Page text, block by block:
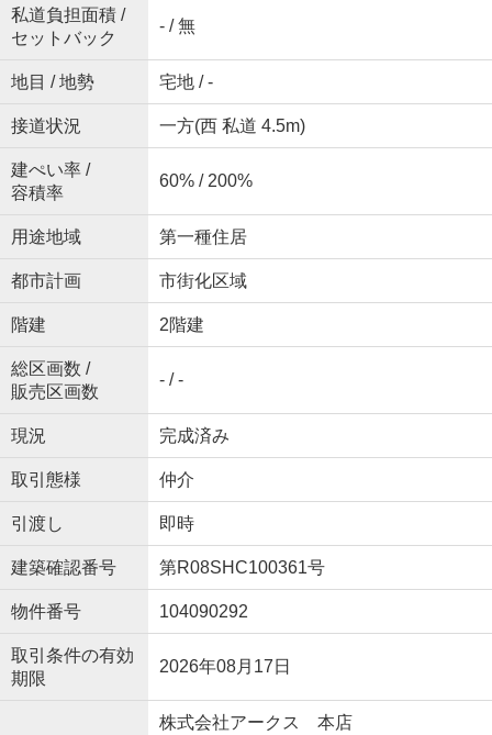
私道負担面積 /
セットバック
- / 無
地目 / 地勢 宅地 / -
接道状況 一方(西 私道 4.5m)
建ぺい率 /
容積率
60% / 200%
用途地域 第一種住居
都市計画 市街化区域
階建 2階建
総区画数 /
販売区画数
- / -
現況 完成済み
取引態様 仲介
引渡し 即時
建築確認番号 第R08SHC100361号
物件番号 104090292
取引条件の有効
期限
2026年08月17日
株式会社アークス 本店